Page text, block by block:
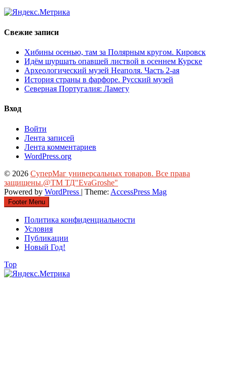
Свежие записи
Хибины осенью, там за Полярным кругом. Кировск
Идём шуршать опавшей листвой в осеннем Курске
Археологический музей Неаполя. Часть 2-ая
История страны в фарфоре. Русский музей
Северная Португалия: Ламегу
Вход
Войти
Лента записей
Лента комментариев
WordPress.org
© 2026 СуперМаг универсальных товаров. Все права
защищены.@ТМ ТД"EvaGroshe"
Powered by WordPress | Theme: AccessPress Mag
Footer Menu
Политика конфиденциальности
Условия
Публикации
Новый Год!
Top